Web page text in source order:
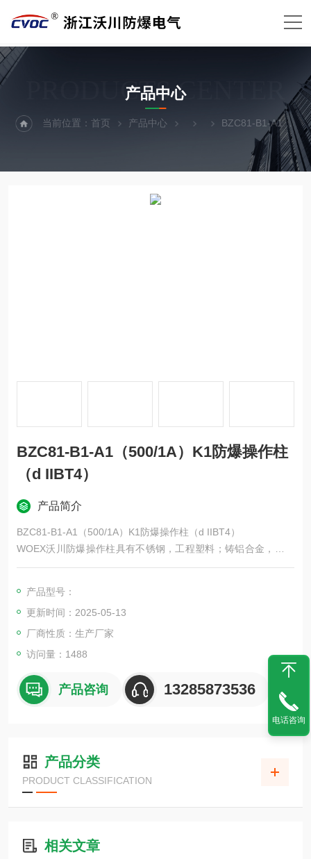
PRODUCTS CENTER
产品中心
当前位置：首页 产品中心 BZC81-B1-A1（500/1A）K1防爆操作柱（d IIBT4）
BZC81-B1-A1（500/1A）K1防爆操作柱
（d IIBT4）
产品简介
BZC81-B1-A1（500/1A）K1防爆操作柱（d IIBT4）
WOEX沃川防爆操作柱具有不锈钢，工程塑料；铸铝合金，钢板
焊接四大优势材质的防爆操作柱可以为用户提供定做服务。其中
铝合金防爆操作柱为市面上需求Z多，用途Z为广泛，规格Z为标
准的操作柱产品。工程塑料防爆操作柱可以满足三防使用要求，
用户腐蚀性环境场所较多。钢板焊接防爆操作柱
产品型号：
更新时间：2025-05-13
厂商性质：生产厂家
访问量：1488
产品咨询 13285873536
产品分类
PRODUCT CLASSIFICATION
相关文章
电话咨询